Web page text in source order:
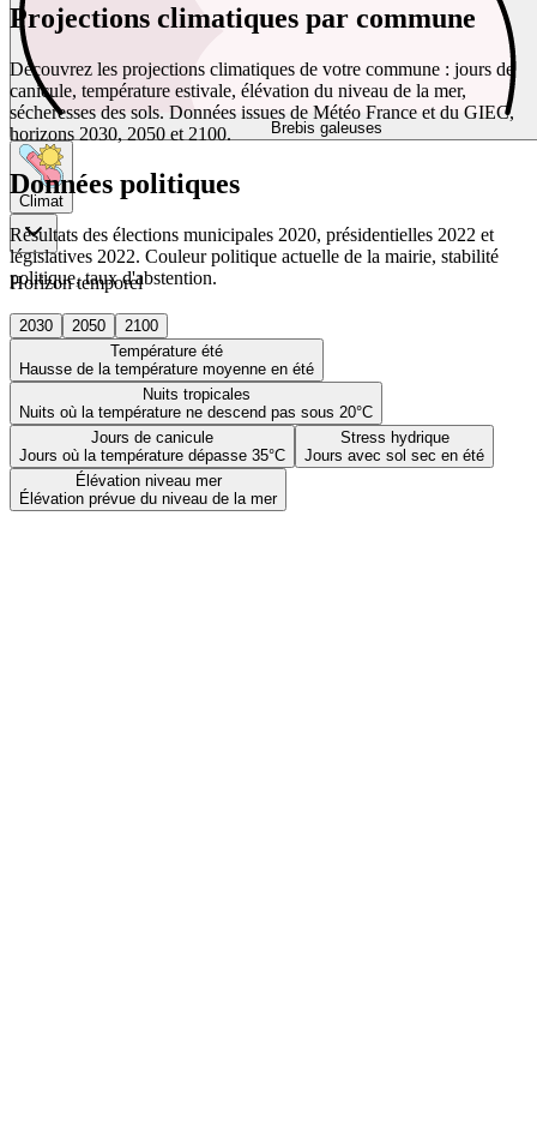
Brebis galeuses
Climat
Horizon temporel
2030 2050
2100
Température été
Hausse de la température moyenne en été
Nuits tropicales
Nuits où la température ne descend pas sous 20°C
Jours de canicule
Jours où la température dépasse 35°C
Stress hydrique
Jours avec sol sec en été
Élévation niveau mer
Élévation prévue du niveau de la mer
Projections climatiques par commune
Découvrez les projections climatiques de votre commune : jours de
canicule, température estivale, élévation du niveau de la mer,
sécheresses des sols. Données issues de Météo France et du GIEC,
horizons 2030, 2050 et 2100.
Données politiques
Résultats des élections municipales 2020, présidentielles 2022 et
législatives 2022. Couleur politique actuelle de la mairie, stabilité
politique, taux d'abstention.